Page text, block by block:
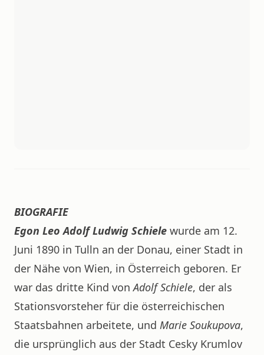
BIOGRAFIE
Egon Leo Adolf Ludwig Schiele wurde am 12.
Juni 1890 in Tulln an der Donau, einer Stadt in
der Nähe von Wien, in Österreich geboren. Er
war das dritte Kind vonAdolf Schiele, der als
Stationsvorsteher für die österreichischen
Staatsbahnen arbeitete, und Marie Soukupova,
die ursprünglich aus der Stadt Cesky Krumlov